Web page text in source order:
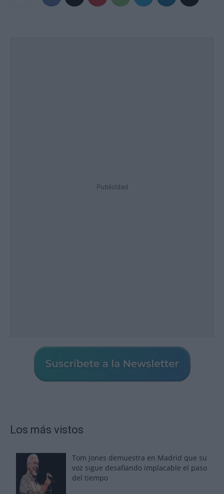
Publicidad
Los más vistos
Tom Jones demuestra en Madrid que su
voz sigue desafiando implacable el paso
del tiempo